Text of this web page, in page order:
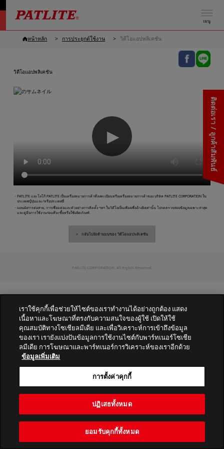
เมนู
ติดต่อเรา / ลูกค้าสัมพันธ์
หน้าหลัก การประยุกต์ใช้งาน วิดีโอแอปพลิเคชัน
วิดีโอแอปพลิเคชัน
▶
・PATLITE และโลโก้ PATLITE เป็นเครื่องหมายการค้าที่ลงทะเบียนหรือเครื่องหมายการค้าของ บริษัท PATLITE CORPORATION ใน
ประเทศญี่ปุ่นและ/หรือประเทศอื่
・แผนผังการต่อสาย, การเชื่อมต่อและตัวอย่างการติดตั้ง ฯลฯ ในวิดีโอเป็นเพียงเพื่ออ้างอิงเท่านั้น โปรดตรวจสอบข้อมูลเฉพาะล่าสุด
และคู่มือการใช้งานก่อนที่จะซื้อหรือใช้ผลิตภัณฑ์.
กลับไปยังด้านบนของ วิดีโอแอปพลิเคชัน
PATLITE CORPORATION. All Rights Reserved.
เราใช้คุกกี้เพื่อช่วยให้ไซต์ของเราทำงานได้อย่างถูกต้อง แสดง
เนื้อหาและโฆษณาที่ตรงกับความสนใจของผู้ใช้ เปิดให้ใช้
คุณสมบัติทางโซเชียลมีเดีย และเพื่อวิเคราะห์การเข้าถึงข้อมูล
ของเรา เรายังแบ่งปันข้อมูลการใช้งานไซต์กับพาร์ทเนอร์โซเชีย
ลมีเดีย การโฆษณาและพาร์ทเนอร์การวิเคราะห์ของเราอีกด้วย
ข้อมูลเพิ่มเติม
การตั้งค่าคุกกี้
ปฏิเสธทั้งหมด
ยอมรับคุกกี้ทั้งหมด